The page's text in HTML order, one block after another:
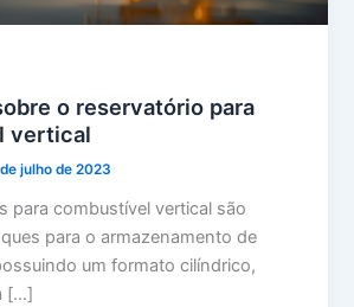
o reservatório para
vertical
julho de 2023
para combustível vertical são
para o armazenamento de
um formato cilíndrico,
[…]